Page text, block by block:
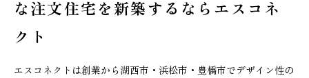
な注文住宅を新築するならエスコネ
クト
エスコネクトは創業から湖西市・浜松市・豊橋市でデザイン性の